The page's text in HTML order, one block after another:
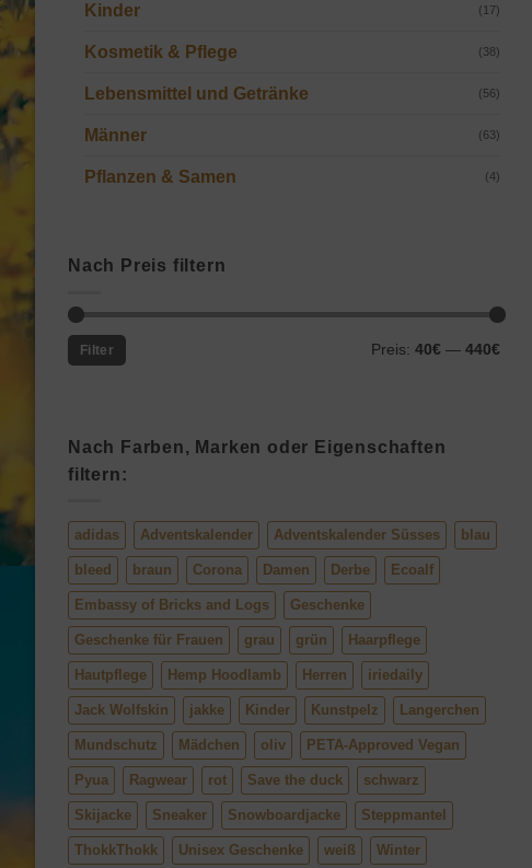
Kinder (17)
Kosmetik & Pflege (38)
Lebensmittel und Getränke (56)
Männer (63)
Pflanzen & Samen (4)
Nach Preis filtern
Min.
Preis
Max.
Preis
Filter Preis: 40€ — 440€
Nach Farben, Marken oder Eigenschaften
filtern:
adidas Adventskalender Adventskalender Süsses blau
bleed braun Corona Damen Derbe Ecoalf
Embassy of Bricks and Logs Geschenke
Geschenke für Frauen grau grün Haarpflege
Hautpflege Hemp Hoodlamb Herren iriedaily
Jack Wolfskin jakke Kinder Kunstpelz Langerchen
Mundschutz Mädchen oliv PETA-Approved Vegan
Pyua Ragwear rot Save the duck schwarz
Skijacke Sneaker Snowboardjacke Steppmantel
ThokkThokk Unisex Geschenke weiß Winter